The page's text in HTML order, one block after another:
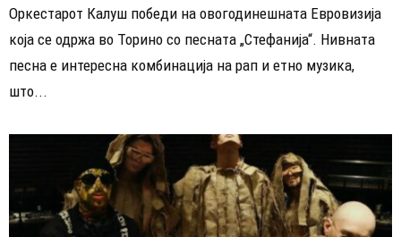
Оркестарот Калуш победи на овогодинешната Евровизија
која се одржа во Торино со песната „Стефанија“. Нивната
песна е интересна комбинација на рап и етно музика,
што...